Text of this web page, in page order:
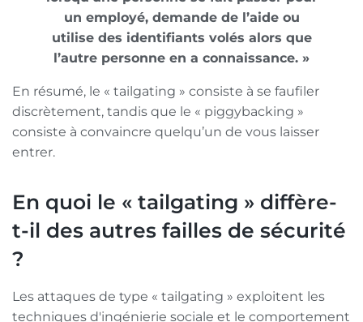
un employé, demande de l’aide ou
utilise des identifiants volés alors que
l’autre personne en a connaissance. »
En résumé, le « tailgating » consiste à se faufiler
discrètement, tandis que le « piggybacking »
consiste à convaincre quelqu’un de vous laisser
entrer.
En quoi le « tailgating » diffère-
t-il des autres failles de sécurité
?
Les attaques de type « tailgating » exploitent les
techniques d'ingénierie sociale et le comportement